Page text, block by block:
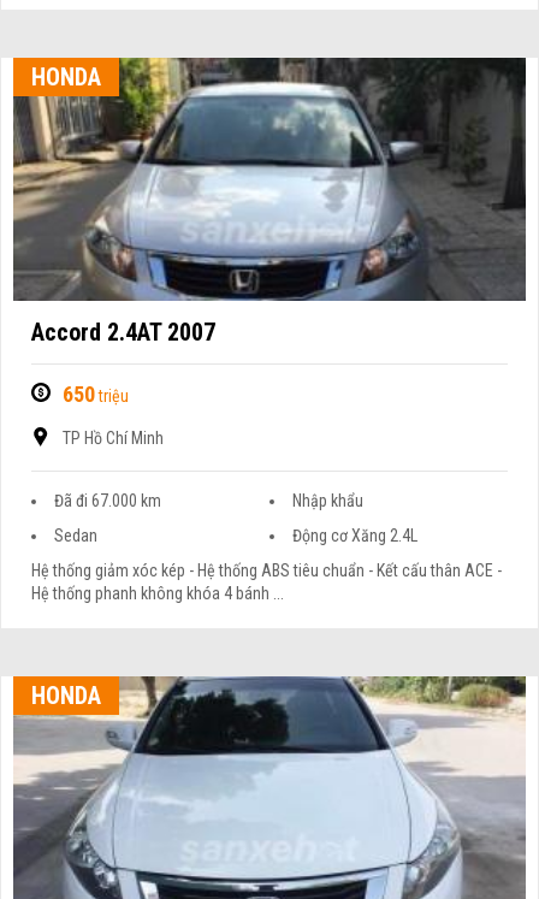
HONDA
Accord 2.4AT 2007
650triệu
TP Hồ Chí Minh
Đã đi 67.000 km
Nhập khẩu
Sedan
Động cơ Xăng 2.4L
Hệ thống giảm xóc kép - Hệ thống ABS tiêu chuẩn - Kết cấu thân ACE -
Hệ thống phanh không khóa 4 bánh ...
HONDA